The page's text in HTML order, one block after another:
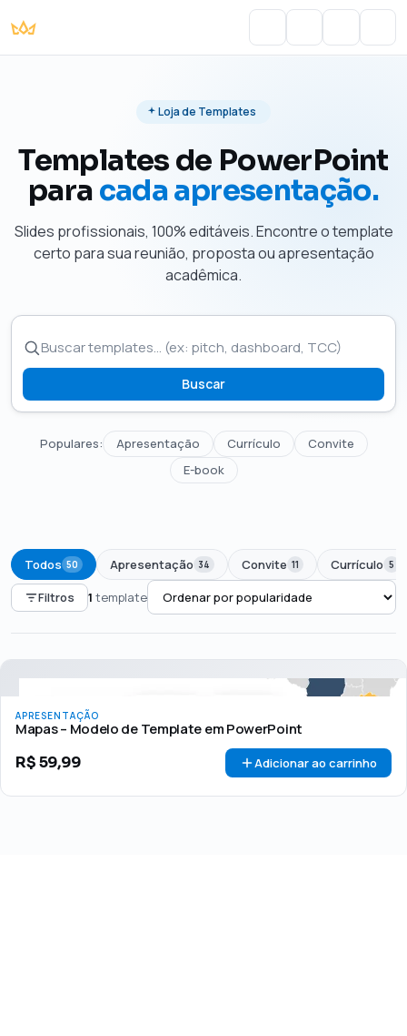
Loja de Templates
Templates de PowerPoint
para cada apresentação.
Slides profissionais, 100% editáveis. Encontre o template
certo para sua reunião, proposta ou apresentação
acadêmica.
Buscar
Populares: Apresentação Currículo
Convite
E-book
Todos 50 Apresentação 34 Convite 11 Currículo 5
Filtros 1 template
PREÇO
Acima de R$100
OFERTA 🏷 Em promoção
APRESENTAÇÃO
Mapas – Modelo de Template em PowerPoint
R$59,99 Adicionar ao carrinho